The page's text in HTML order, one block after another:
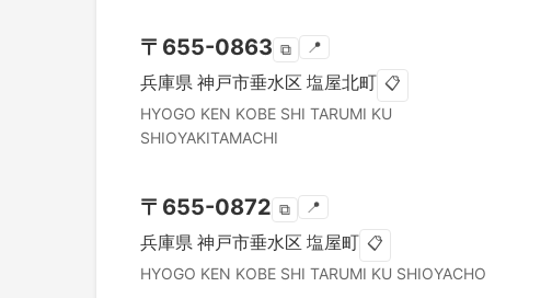
〒 655-0863 ⧉ 📍
兵庫県 神戸市垂水区 塩屋北町 📋
HYOGO KEN KOBE SHI TARUMI KU
SHIOYAKITAMACHI
〒 655-0872 ⧉ 📍
兵庫県 神戸市垂水区 塩屋町 📋
HYOGO KEN KOBE SHI TARUMI KU SHIOYACHO